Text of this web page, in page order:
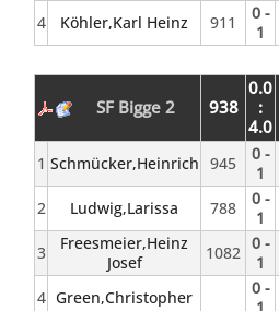
4 Köhler,Karl Heinz 911
0 -
1
SF Bigge 2 938
0.0
:
4.0
1 Schmücker,Heinrich 945
0 -
1
2 Ludwig,Larissa 788
0 -
1
3
Freesmeier,Heinz
Josef
1082 0 -
1
4 Green,Christopher
0 -